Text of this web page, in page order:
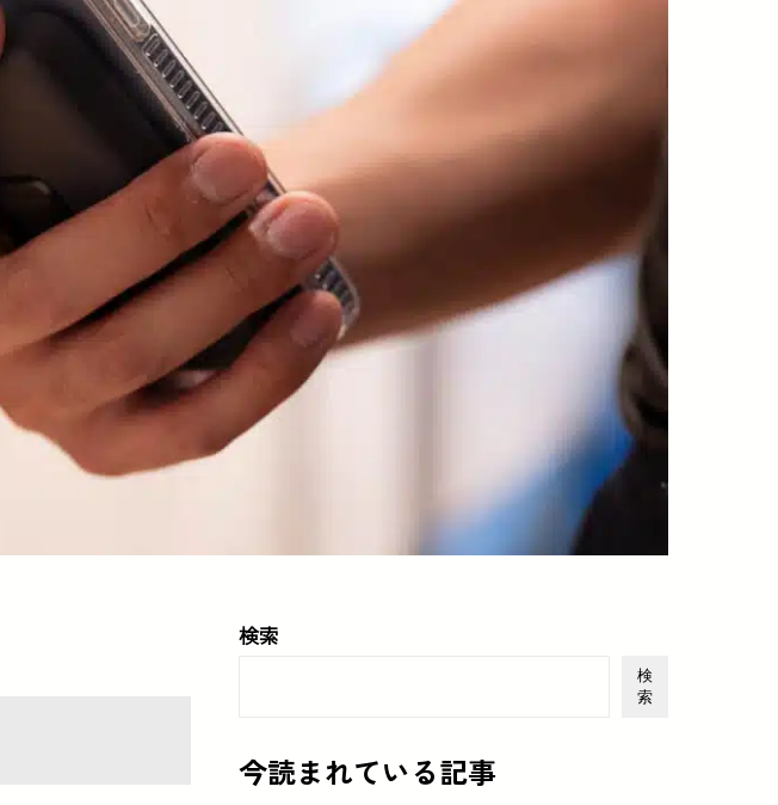
検索
検
索
今読まれている記事